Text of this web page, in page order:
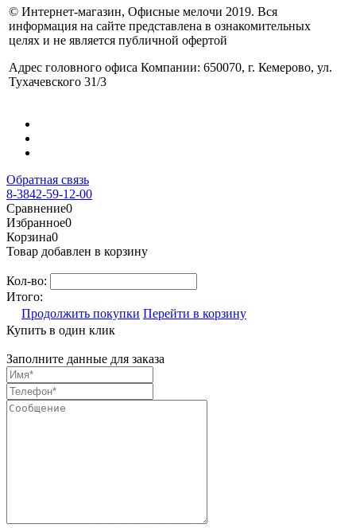
© Интернет-магазин, Офисные мелочи 2019. Вся
информация на сайте представлена в ознакомительных
целях и не является публичной офертой
Адрес головного офиса Компании: 650070, г. Кемерово, ул.
Тухачевского 31/3
Обратная связь
8-3842-59-12-00
Сравнение0
Избранное0
Корзина0
Товар добавлен в корзину
Кол-во:
Итого:
Продолжить покупки Перейти в корзину
Купить в один клик
Заполните данные для заказа